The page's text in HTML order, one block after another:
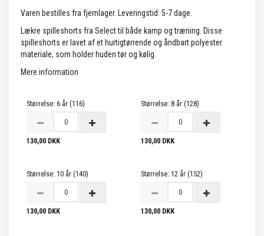
Varen bestilles fra fjernlager. Leveringstid: 5-7 dage.
Lækre spilleshorts fra Select til både kamp og træning. Disse
spilleshorts er lavet af et hurtigtørrende og åndbart polyester
materiale, som holder huden tør og kølig.
Mere information
Størrelse: 6 år (116)
130,00 DKK
Størrelse: 8 år (128)
130,00 DKK
Størrelse: 10 år (140)
130,00 DKK
Størrelse: 12 år (152)
130,00 DKK